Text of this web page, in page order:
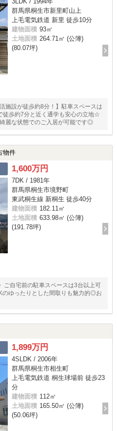
群馬県桐生市新里町山上
上毛電気鉄道 新里 徒歩10分
建物面積 93㎡
土地面積 264.71㎡ (公簿)
(80.07坪)
施設が徒歩約8分！】駐車スペースは
歩約7分と近く通学も安心の立地☆
麗な状態でのご入居が可能です◎
物件
1,600万円
7DK / 1981年
群馬県桐生市境野町
東武桐生線 新桐生 徒歩40分
建物面積 182.11㎡
土地面積 633.98㎡ (公簿)
(191.78坪)
ご自宅前の駐車スペースは3台以上可
ゆったりとした間取りも魅力的◎お
1,899万円
4SLDK / 2006年
群馬県桐生市相生町
上毛電気鉄道 桐生球場前 徒歩23
分
建物面積 112㎡
土地面積 165.50㎡ (公簿)
(50.06坪)